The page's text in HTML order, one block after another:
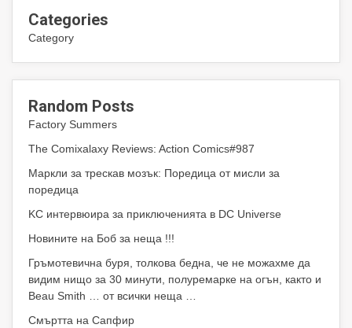
Categories
Category
Random Posts
Factory Summers
The Comixalaxy Reviews: Action Comics#987
Маркли за трескав мозък: Поредица от мисли за
поредица
KC интервюира за приключенията в DC Universe
Новините на Боб за неща !!!
Гръмотевична буря, толкова бедна, че не можахме да
видим нищо за 30 минути, полуремарке на огън, както и
Beau Smith … от всички неща …
Смъртта на Сапфир